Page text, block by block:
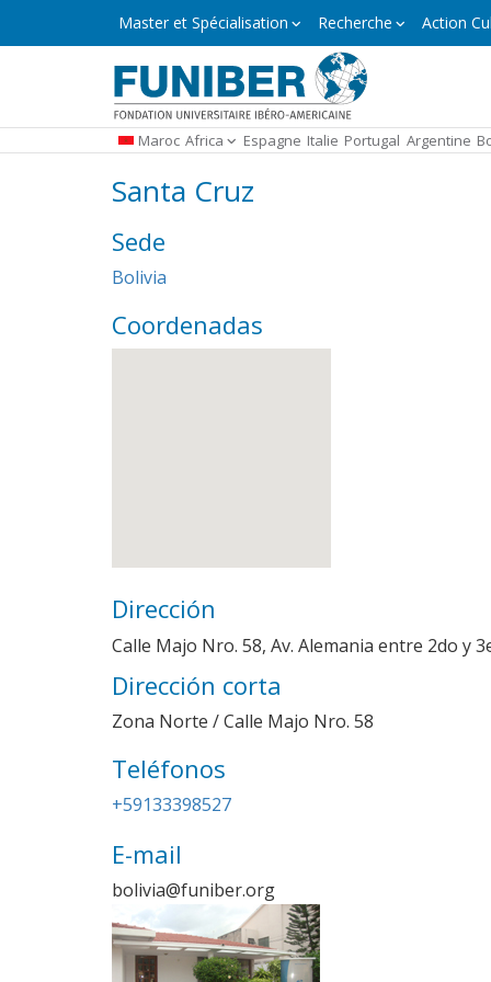
et
Master et Spécialisation Recherche Action
Maroc Africa Espagne Italie Portugal Argentine
Santa Cruz
Sede
Bolivia
Coordenadas
Dirección
Calle Majo Nro. 58, Av. Alemania entre 2do y
Dirección corta
Zona Norte / Calle Majo Nro. 58
Teléfonos
+59133398527
E-mail
bolivia@funiber.org
Imagen